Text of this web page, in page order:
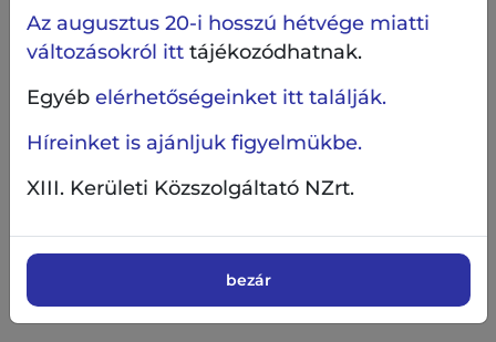
T. Anna és Lackfi János virtuóz szövegű versei
követik: a VersLavinából népszerűvé és
közismertté vált írások közül elhangzik János
verse, „A nőci, ha negyven…” és Anna verse, a „A
A 2021-ben debütált produkció vers és próza
különleges, szeretetteljes találkozása, ahol a közös
asszociáció-folyam: éles tükör – szavakból
csiszolva…
Az augusztus 20-i hosszú hétvége miatti
változásokról itttájékozódhatnak.
Egyéb elérhetőségeinket itt találják.
Híreinket is ajánljuk figyelmükbe.
XIII. Kerületi Közszolgáltató NZrt.
bezár